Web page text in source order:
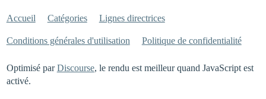
Accueil Catégories Lignes directrices
Conditions générales d'utilisation Politique de confidentialité
Optimisé parDiscourse, le rendu est meilleur quand JavaScript est
activé.